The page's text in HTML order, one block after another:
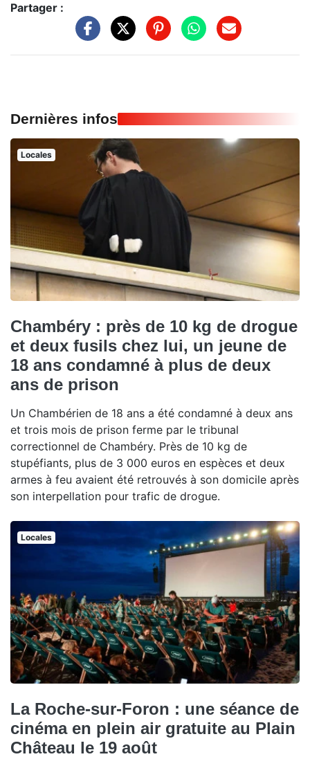
Partager :
Dernières infos
Locales
Chambéry : près de 10 kg de drogue
et deux fusils chez lui, un jeune de
18 ans condamné à plus de deux
ans de prison
Un Chambérien de 18 ans a été condamné à deux ans
et trois mois de prison ferme par le tribunal
correctionnel de Chambéry. Près de 10 kg de
stupéfiants, plus de 3 000 euros en espèces et deux
armes à feu avaient été retrouvés à son domicile après
son interpellation pour trafic de drogue.
Locales
La Roche-sur-Foron : une séance de
cinéma en plein air gratuite au Plain
Château le 19 août